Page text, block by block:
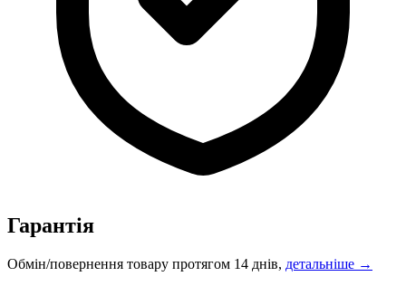
Гарантія
Обмін/повернення товару протягом 14 днів, детальніше →